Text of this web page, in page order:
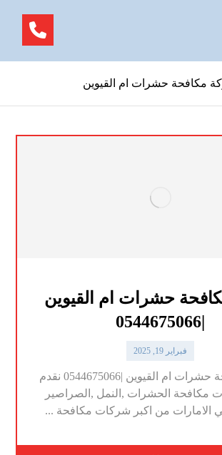
مكافحة حشرات ام القيوين
حشرات ام القيوين
|0544675066
فبراير 19, 2025
شركة مكافحة حشرات ام القيوين |0544675066 نقدم
مكافحة الحشرات ,النمل ,الصراصير
الامارات من اكبر شركات مكافحة ...